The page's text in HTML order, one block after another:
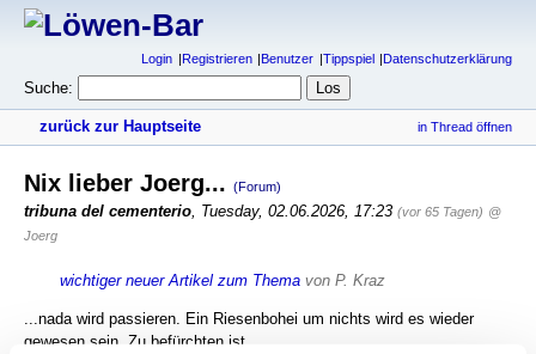
Login Registrieren Benutzer Tippspiel Datenschutzerklärung
Suche:
zurück zur Hauptseite in Thread öffnen
Nix lieber Joerg... (Forum)
tribuna del cementerio, Tuesday, 02.06.2026, 17:23 (vor 65 Tagen) @
Joerg
wichtiger neuer Artikel zum Thema von P. Kraz
...nada wird passieren. Ein Riesenbohei um nichts wird es wieder
gewesen sein. Zu befürchten ist